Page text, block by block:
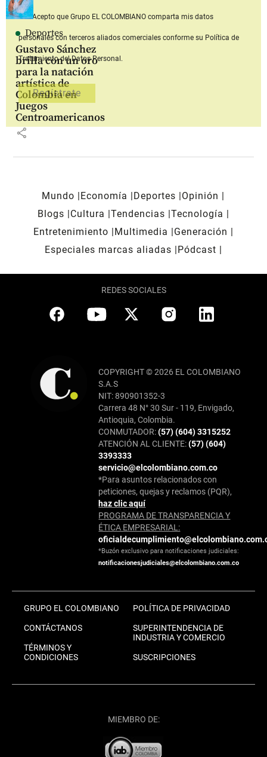
Deportes
Gustavo Sánchez
brilla con un oro
para la natación
artística de
Colombia en
Juegos
Centroamericanos
share
Acepto que Grupo EL COLOMBIANOcomparta mis datos
personales con terceros aliados comerciales conforme su Política de
Tratamiento del Datos Personal.
Mundo Economía Deportes
Opinión
Blogs
Cultura Tendencias Tecnología
Entretenimiento
Multimedia
Generación
Especiales marcas aliadas
Pódcast
REDES SOCIALES
COPYRIGHT © 2026 EL COLOMBIANO
S.A.S
NIT: 890901352-3
Carrera 48 N° 30 Sur - 119, Envigado,
Antioquia, Colombia.
CONMUTADOR:(57) (604) 3315252
ATENCIÓN AL CLIENTE:(57) (604)
3393333
servicio@elcolombiano.com.co
*Para asuntos relacionados con
peticiones, quejas y reclamos (PQR),
haz clic aquí
PROGRAMA DE TRANSPARENCIA Y
ÉTICA EMPRESARIAL:
*Buzón exclusivo para notificaciones judiciales:
notificacionesjudiciales@elcolombiano.com.co
GRUPO EL COLOMBIANO
CONTÁCTANOS
TÉRMINOS Y
CONDICIONES
POLÍTICA DE PRIVACIDAD
SUPERINTENDENCIA DE
INDUSTRIA Y COMERCIO
SUSCRIPCIONES
MIEMBRO DE: